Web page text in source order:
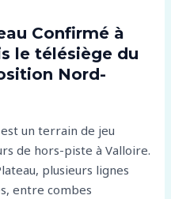
Confirmé à
le télésiège du
Nord-
est un terrain de jeu
de hors-piste à Valloire.
plusieurs lignes
entre combes